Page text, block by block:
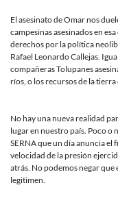
El asesinato de Omar nos
campesinas asesinados en
derechos por la política
Rafael Leonardo Callejas.
compañeras Tolupanes
ríos, o los recursos de la
No hay una nueva realidad
lugar en nuestro país. Poco o
SERNA que un día anuncia el
velocidad de la presión
atrás. No podemos negar
legitimen.